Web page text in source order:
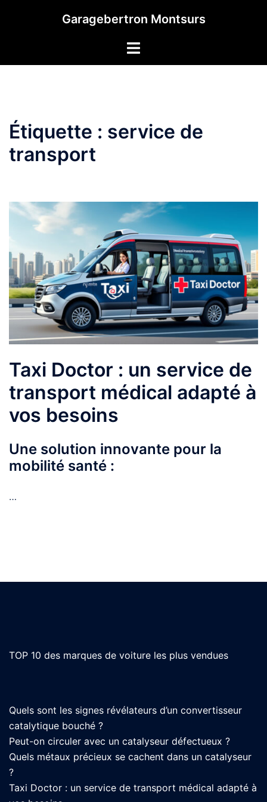
Garagebertron Montsurs
Étiquette : service de
transport
Taxi Doctor : un service de
transport médical adapté à
vos besoins
Une solution innovante pour la
mobilité santé :
…
TOP 10 des marques de voiture les plus vendues
Quels sont les signes révélateurs d’un convertisseur
catalytique bouché ?
Peut-on circuler avec un catalyseur défectueux ?
Quels métaux précieux se cachent dans un catalyseur
?
Taxi Doctor : un service de transport médical adapté à